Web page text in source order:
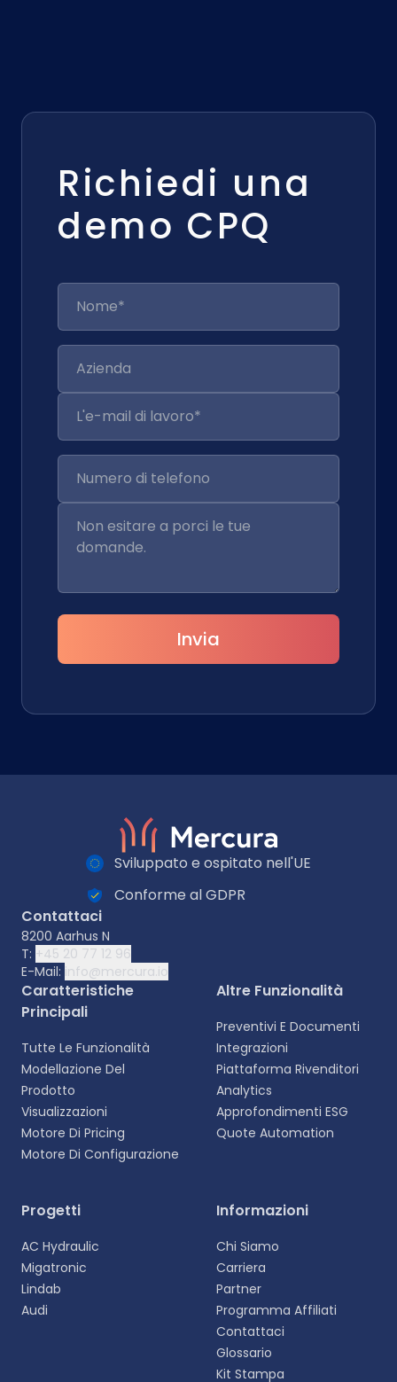
Selezionare la lingua
un'esperienza più personalizzata.
Richiedi una
demo CPQ
Invia
Sviluppato e ospitato nell'UE
Conforme al GDPR
Contattaci
8200 Aarhus N
T: +45 20 77 12 96
E-Mail: info@mercura.io
Caratteristiche
Principali
Tutte Le Funzionalità
Modellazione Del
Prodotto
Visualizzazioni
Motore Di Pricing
Motore Di Configurazione
Altre Funzionalità
Preventivi E Documenti
Integrazioni
Piattaforma Rivenditori
Analytics
Approfondimenti ESG
Quote Automation
Progetti
AC Hydraulic
Migatronic
Lindab
Audi
Informazioni
Chi Siamo
Carriera
Partner
Programma Affiliati
Contattaci
Glossario
Kit Stampa